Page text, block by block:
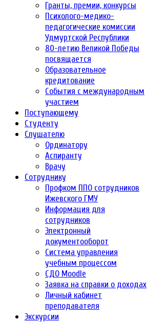
Гранты, премии, конкурсы
Психолого-медико-
педагогические комиссии
Удмуртской Республики
80-летию Великой Победы
посвящается
Образовательное
кредитование
События с международным
участием
Поступающему
Студенту
Слушателю
Ординатору
Аспиранту
Врачу
Сотруднику
Профком ППО сотрудников
Ижевского ГМУ
Информация для
сотрудников
Электронный
документооборот
Система управления
учебным процессом
СДО Moodle
Заявка на справки о доходах
Личный кабинет
преподавателя
Экскурсии